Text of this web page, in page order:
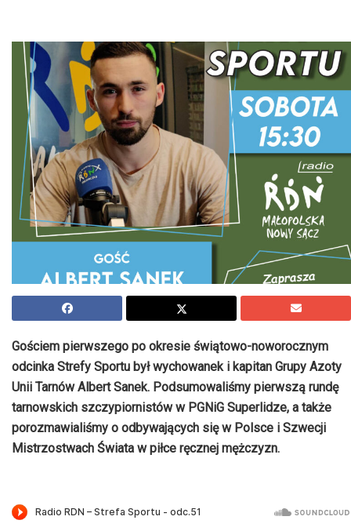
Gościem pierwszego po okresie świątowo-noworocznym
odcinka Strefy Sportu był wychowanek i kapitan Grupy Azoty
Unii Tarnów Albert Sanek. Podsumowaliśmy pierwszą rundę
tarnowskich szczypiornistów w PGNiG Superlidze, a także
porozmawialiśmy o odbywających się w Polsce i Szwecji
Mistrzostwach Świata w piłce ręcznej mężczyzn.